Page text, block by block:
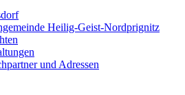
Heilig-Geist-Nordprignitz
und Adressen